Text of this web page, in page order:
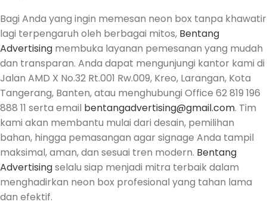
Bagi Anda yang ingin memesan neon box tanpa khawatir
lagi terpengaruh oleh berbagai mitos, Bentang
Advertising membuka layanan pemesanan yang mudah
dan transparan. Anda dapat mengunjungi kantor kami di
Jalan AMD X No.32 Rt.001 Rw.009, Kreo, Larangan, Kota
Tangerang, Banten, atau menghubungi Office 62 819 196
888 11 serta email bentangadvertising@gmail.com. Tim
kami akan membantu mulai dari desain, pemilihan
bahan, hingga pemasangan agar signage Anda tampil
maksimal, aman, dan sesuai tren modern. Bentang
Advertisingselalu siap menjadi mitra terbaik dalam
menghadirkan neon box profesional yang tahan lama
dan efektif.